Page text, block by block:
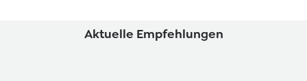
Aktuelle Empfehlungen